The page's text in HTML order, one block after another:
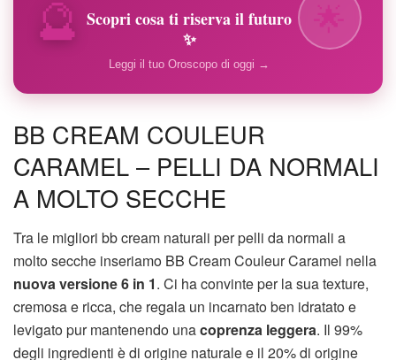
🔮 Scopri cosa ti riserva il futuro
✨
Leggi il tuo Oroscopo di oggi →
BB CREAM COULEUR
CARAMEL – PELLI DA NORMALI
A MOLTO SECCHE
Tra le migliori bb cream naturali per pelli da normali a
molto secche inseriamo BB Cream Couleur Caramel nella
nuova versione 6 in 1. Ci ha convinte per la sua texture,
cremosa e ricca, che regala un incarnato ben idratato e
levigato pur mantenendo unacoprenza leggera. Il 99%
degli ingredienti è di origine naturale e il 20% di origine